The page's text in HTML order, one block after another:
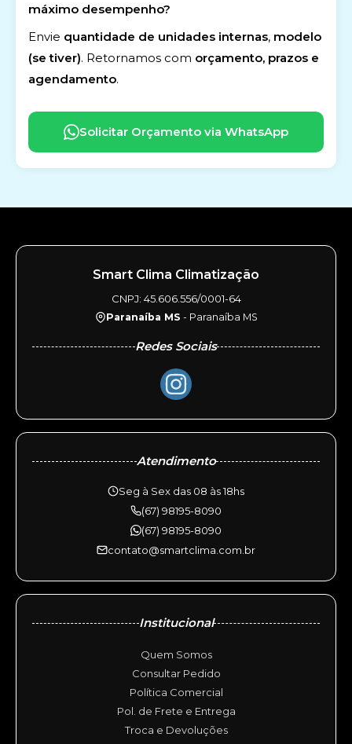
máximo desempenho?
Envie quantidade de unidades internas, modelo
(se tiver). Retornamos com orçamento, prazos e
agendamento.
Solicitar Orçamento via WhatsApp
Smart Clima Climatização
CNPJ: 45.606.556/0001-64
Paranaíba MS - Paranaíba MS
Redes Sociais
Atendimento
Seg à Sex das 08 às 18hs
(67) 98195-8090
(67) 98195-8090
contato@smartclima.com.br
Institucional
Quem Somos
Consultar Pedido
Política Comercial
Pol. de Frete e Entrega
Troca e Devoluções